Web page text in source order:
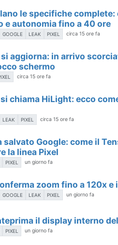
le specifiche
e autonomia fino a 40 ore
GOOGLE LEAK PIXEL circa 15 ore fa
aggiorna: in arrivo
schermo
circa 15 ore fa
si chiama HiLight: ecco
LEAK PIXEL circa 15 ore fa
salvato Google: come il
la linea Pixel
PIXEL un giorno fa
zoom fino a 120x e
GOOGLE LEAK PIXEL un giorno fa
il display interno del
PIXEL un giorno fa